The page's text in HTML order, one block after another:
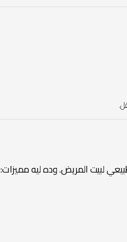
لبيت المريض. وده ليه مميزات: